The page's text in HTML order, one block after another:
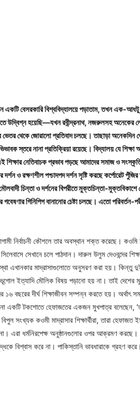
একটি বেসরকারি বিশ্ববিদ্যালয়ে পড়াতাম, তখন এক-
উদ্বিগ্ন হয়েছি—যখন রবীন্দ্রনাথ, নজরুলসহ অনেকের
থেকে জোরালো প্রতিবাদ চলছে। তাছাড়া অনেকদিন
স্তরে নানা প্রতিক্রিয়া রয়েছে। বিদ্যালয় যে
শিক্ষার নেতিবাচক প্রভাব পড়ছে আমাদের সমাজ ও
ও রক্ষণশীল পশ্চাদপদ দর্শন সৃষ্টি করছে কর্পোরেট
চিন্তা ও দর্শনের বিপরীতে মুক্তচিন্তা-
গিনিপিগ বানানোর চেষ্টা চলছে। এতো পরিবর্তন-
নির্বাচনী কৌশলে তার অবস্থান শক্ত করেছে। কওমি
সেখানে চলে পাঠদান। দারুল উলুম দেওবন্দের
এখানকার মাদ্রাসাগুলোতে অনুসরণ করা হয়। কিন্তু
ভূগোল ইত্যাদি মৌলিক বিষয় পড়ানো হয় না। তাই দেশের
১৬ বছরের দীর্ঘ শিক্ষাজীবন সম্পন্ন করতে হয়। অর্থাৎ
একটি টকশোতে হেফাজতের একজন মুখপাত্র বলেছেন,
সংখ্যক কওমী মাদ্রাসার শিক্ষার্থীরা, তারা হেফাজত
এরা ধর্মনিরপেক্ষ অনুষ্ঠানগুলোর ওপর আক্রমণ করছে।
বিশ্বাস করে না। পাকিস্তানি ভাবধারাকে গ্রহণ